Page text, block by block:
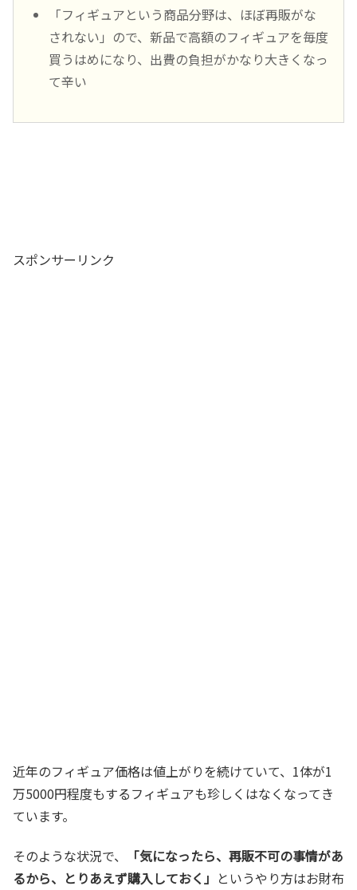
「フィギュアという商品分野は、ほぼ再販がな
されない」ので、新品で高額のフィギュアを毎度
買うはめになり、出費の負担がかなり大きくなっ
て辛い
スポンサーリンク
近年のフィギュア価格は値上がりを続けていて、1体が1
万5000円程度もするフィギュアも珍しくはなくなってき
ています。
そのような状況で、
「気になったら、再販不可の事情があ
るから、とりあえず購入しておく」 というやり方はお財布